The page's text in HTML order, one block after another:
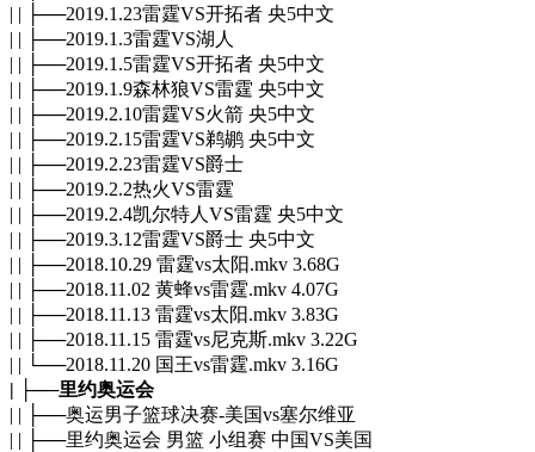
| | ├──2019.1.23雷霆VS开拓者 央5中文
| | ├──2019.1.3雷霆VS湖人
| | ├──2019.1.5雷霆VS开拓者 央5中文
| | ├──2019.1.9森林狼VS雷霆 央5中文
| | ├──2019.2.10雷霆VS火箭 央5中文
| | ├──2019.2.15雷霆VS鹈鹕 央5中文
| | ├──2019.2.23雷霆VS爵士
| | ├──2019.2.2热火VS雷霆
| | ├──2019.2.4凯尔特人VS雷霆 央5中文
| | ├──2019.3.12雷霆VS爵士 央5中文
| | ├──2018.10.29 雷霆vs太阳.mkv 3.68G
| | ├──2018.11.02 黄蜂vs雷霆.mkv 4.07G
| | ├──2018.11.13 雷霆vs太阳.mkv 3.83G
| | ├──2018.11.15 雷霆vs尼克斯.mkv 3.22G
| | └──2018.11.20 国王vs雷霆.mkv 3.16G
| ├──里约奥运会
| | ├──奥运男子篮球决赛-美国vs塞尔维亚
| | ├──里约奥运会 男篮 小组赛 中国VS美国